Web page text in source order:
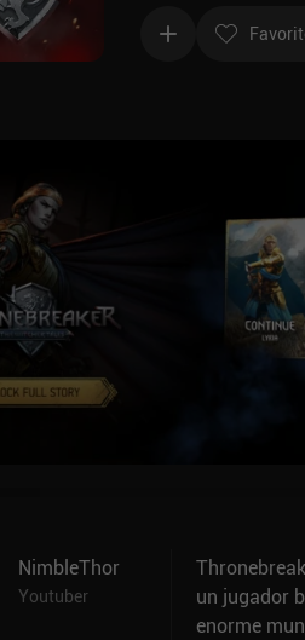
NimbleThor
Youtuber
un jugador
enorme